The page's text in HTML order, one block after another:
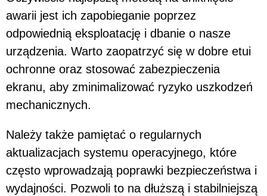
awarii jest ich zapobieganie poprzez
odpowiednią eksploatację i dbanie o nasze
urządzenia. Warto zaopatrzyć się w dobre etui
ochronne oraz stosować zabezpieczenia
ekranu, aby zminimalizować ryzyko uszkodzeń
mechanicznych.
Należy także pamiętać o regularnych
aktualizacjach systemu operacyjnego, które
często wprowadzają poprawki bezpieczeństwa i
wydajności. Pozwoli to na dłuższą i stabilniejszą